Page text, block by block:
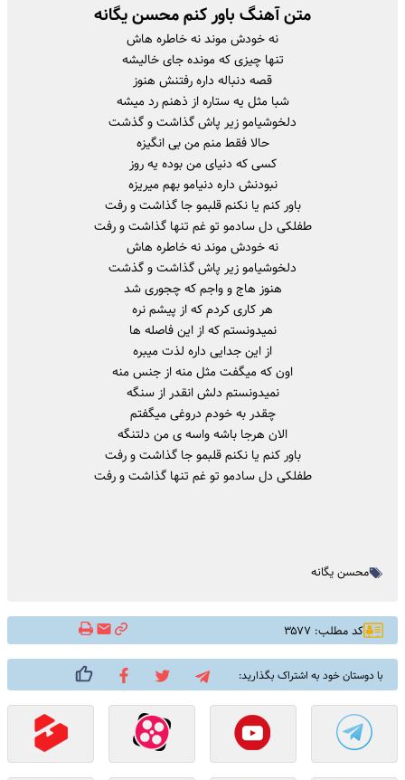
متن آهنگ باور کنم محسن یگانه
نه خودش موند نه خاطره هاش
تنها چیزی که مونده جای خالیشه
قصه دنباله داره رفتنش هنوز
شبا مثل یه ستاره از ذهنم رد میشه
دلخوشیامو زیر پاش گذاشت و گذشت
حالا فقط منم من بی انگیزه
کسی که دنیای من بوده یه روز
نبودنش داره دنیامو بهم میریزه
باور کنم یا نکنم قلبمو جا گذاشت و رفت
طفلکی دل سادمو تو غم تنها گذاشت و رفت
نه خودش موند نه خاطره هاش
دلخوشیامو زیر پاش گذاشت و گذشت
هنوز هاج و واجم که چجوری شد
هر کاری کردم که از پیشم نره
نمیدونستم که از این فاصله ها
از این جدایی داره لذت میبره
اون که میگفت مثل منه از جنس منه
نمیدونستم دلش انقدر از سنگه
چقدر به خودم دروغی میگفتم
الان هرجا باشه واسه ی من دلتنگه
باور کنم یا نکنم قلبمو جا گذاشت و رفت
طفلکی دل سادمو تو غم تنها گذاشت و رفت
محسن یگانه
کد مطلب: ۳۵۷۷
با دوستان خود به اشتراک بگذارید: